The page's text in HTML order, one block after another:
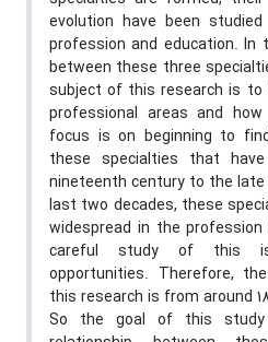
evolution have been
profession and education. In
between these three
subject of this research is
professional areas and
focus is on beginning to
these specialties that
nineteenth century to the
last two decades, these
widespread in the
careful study of this
opportunities. Therefore,
this research is from around
So the goal of this